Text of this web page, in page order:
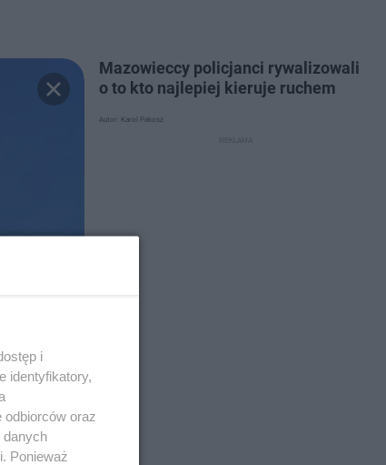
Mazowieccy policjanci rywalizowali
o to kto najlepiej kieruje ruchem
Autor: Karol Pakosz
i
identyfikatory,
oraz
danych
Ponieważ